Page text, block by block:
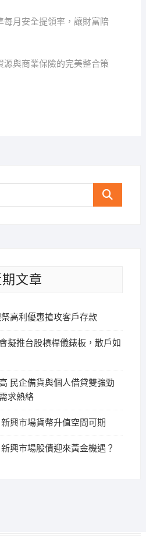
每月安全提領率，讓財富陪
源與商業保險的完美整合策
Search
文章
高利優惠搶攻客戶存款
擬推台股槓桿儀錶板，散戶如
民企備貨與個人借貸雙強勁
求熱絡
興市場貨幣升值空間可期
興市場股債迎來黃金機遇？